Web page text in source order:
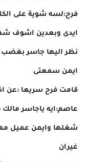
فرح:لسه شوية على
ايدى وبعدين اشوف
نظر اليها جاسر
ايمن سمعتى
قامت فرح سريعا :عن
عاصم:ايه ياجاسر
شغلها وايمن عميل
غيران